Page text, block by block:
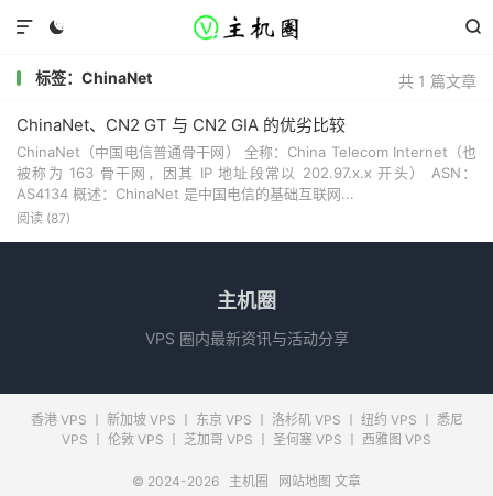



共 1 篇文章
标签：ChinaNet
ChinaNet、CN2 GT 与 CN2 GIA 的优劣比较
ChinaNet（中国电信普通骨干网） 全称：China Telecom Internet（也
被称为 163 骨干网，因其 IP 地址段常以 202.97.x.x 开头） ASN：
AS4134 概述：ChinaNet 是中国电信的基础互联网...
阅读 (87)
主机圈
VPS 圈内最新资讯与活动分享
香港 VPS 新加坡 VPS 东京 VPS 洛杉矶 VPS 纽约 VPS
悉尼
VPS
伦敦 VPS 芝加哥 VPS 圣何塞 VPS 西雅图 VPS
© 2024-2026 主机圈 网站地图 文章